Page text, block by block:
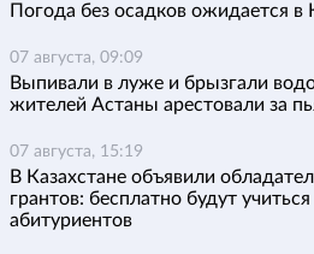
Погода без осадков ожидается в
07 августа, 09:09
Выпивали в луже и брызгали
жителей Астаны арестовали за
07 августа, 15:19
В Казахстане объявили
грантов: бесплатно будут
абитуриентов